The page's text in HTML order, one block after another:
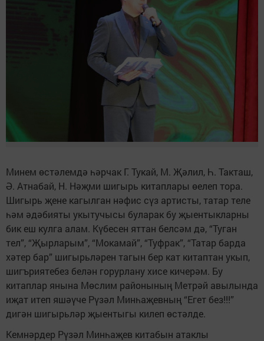
Минем өстәлемдә һәрчак Г. Тукай, М. Җәлил, Һ. Такташ,
Ә. Атнабай, Н. Нәҗми шигырь китаплары өелеп тора.
Шигырь җене кагылган нәфис сүз артисты, татар теле
һәм әдәбияты укытучысы буларак бу җыентыкларны
бик еш кулга алам. Күбесен яттан белсәм дә, “Туган
тел”, “Җырларым”, “Мокамай”, “Туфрак”, “Татар барда
хәтер бар” шигырьләрен тагын бер кат китаптан укып,
шигъриятебез белән горурлану хисе кичерәм. Бу
китаплар янына Мөслим районының Метрәй авылында
иҗат итеп яшәүче Рүзәл Минһаҗевның “Егет без!!!”
дигән шигырьләр җыентыгы килеп өстәлде.
Кемнәрдер Рүзәл Минһаҗев китабын атаклы